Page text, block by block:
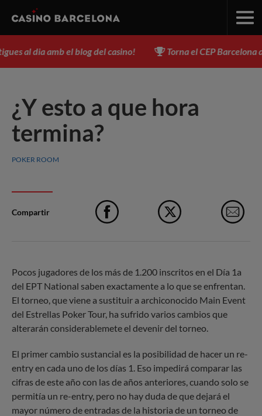
al dia amb el blog del casino! Torna el CEP Barcelona
¿Y esto a que hora
termina?
POKER ROOM
Compartir
Facebook
Pocos jugadores de los más de 1.200 inscritos en el Día 1a
del EPT National saben exactamente a lo que se enfrentan.
El torneo, que viene a sustituir a archiconocido Main Event
del Estrellas Poker Tour, ha sufrido varios cambios que
alterarán considerablemete el devenir del torneo.
El primer cambio sustancial es la posibilidad de hacer un re-
entry en cada uno de los días 1. Eso impedirá comparar las
cifras de este año con las de años anteriores, cuando solo se
permitía un re-entry, pero no hay duda de que dejará el
mayor número de entradas de la historia de un torneo de